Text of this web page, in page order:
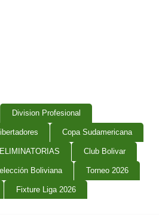
Division Profesional
Copa Sudamericana
ELIMINATORIAS Club Bolivar
Boliviana Torneo 2026
Fixture Liga 2026